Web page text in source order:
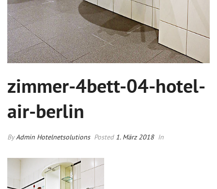
zimmer-4bett-04-hotel-
air-berlin
ByAdmin Hotelnetsolutions Posted 1. März 2018 In